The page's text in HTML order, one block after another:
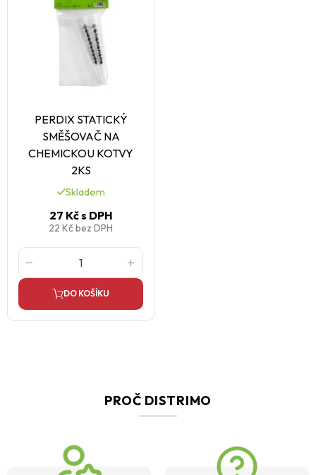
PERDIX STATICKÝ
SMĚŠOVAČ NA
CHEMICKOU KOTVY
2KS
Skladem
27 Kčs DPH
22 Kčbez DPH
DO KOŠÍKU
PROČ DISTRIMO